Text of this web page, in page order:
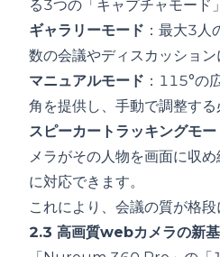
る3つの「キャプチャモード
ギャラリーモード ：最大3人
数の会議やディスカッション
マニュアルモード ：115°の
角を提供し、手動で調整する
スピーカートラッキングモー
メラがその人物を画面に収
に対応できます。
これにより、会議の質が格段
2.3 高画質webカメラの新